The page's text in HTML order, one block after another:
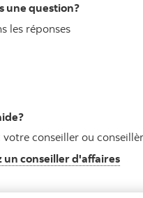
une question?
les réponses
conseiller ou
un conseiller d'affaires